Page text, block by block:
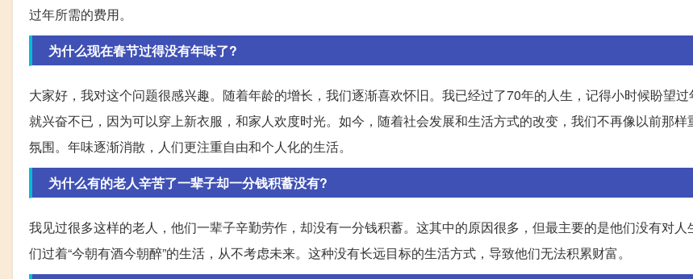
过年所需的费用。
为什么现在春节过得没有年味了?
大家好，我对这个问题很感兴趣。随着年龄的增长，我们逐渐喜欢怀旧。我已经过了70年的人生，记得小时候盼望
就兴奋不已，因为可以穿上新衣服，和家人欢度时光。如今，随着社会发展和生活方式的改变，我们不再像以前那样
氛围。年味逐渐消散，人们更注重自由和个人化的生活。
为什么有的老人辛苦了一辈子却一分钱积蓄没有?
我见过很多这样的老人，他们一辈子辛勤劳作，却没有一分钱积蓄。这其中的原因很多，但最主要的是他们没有对人
们过着“今朝有酒今朝醉”的生活，从不考虑未来。这种没有长远目标的生活方式，导致他们无法积累财富。